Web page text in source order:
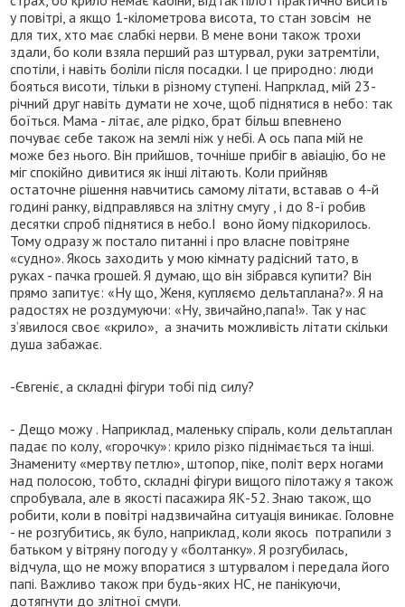
у повітрі, а якщо 1-кілометрова висота, то стан зовсім не
для тих, хто має слабкі нерви. В мене вони також трохи
здали, бо коли взяла перший раз штурвал, руки затремтіли,
спотіли, і навіть боліли після посадки. І це природно: люди
бояться висоти, тільки в різному ступені. Напрклад, мій 23-
річний друг навіть думати не хоче, щоб піднятися в небо: так
боїться. Мама - літає, але рідко, брат більш впевнено
почуває себе також на землі ніж у небі. А ось папа мій не
може без нього. Він прийшов, точніше прибіг в авіацію, бо не
міг спокійно дивитися як інші літають. Коли прийняв
остаточне рішення навчитись самому літати, вставав о 4-й
годині ранку, відправлявся на злітну смугу , і до 8-ї робив
десятки спроб піднятися в небо.І воно йому підкорилось.
Тому одразу ж постало питанні і про власне повітряне
«судно». Якось заходить у мою кімнату радісний тато, в
руках - пачка грошей. Я думаю, що він зібрався купити? Він
прямо запитує: «Ну що, Женя, купляємо дельтаплана?». Я на
радостях не роздумуючи: «Ну, звичайно,папа!». Так у нас
з’явилося своє «крило», а значить можливість літати скільки
душа забажає.
-Євгеніє, а складні фігури тобі під силу?
- Дещо можу . Наприклад, маленьку спіраль, коли дельтаплан
падає по колу, «горочку»: крило різко піднімається та інші.
Знамениту «мертву петлю», штопор, піке, політ верх ногами
над полосою, тобто, складні фігури вищого пілотажу я також
спробувала, але в якості пасажира ЯК-52. Знаю також, що
робити, коли в повітрі надзвичайна ситуація виникає. Головне
- не розгубитись, як було, наприклад, коли якось потрапили з
батьком у вітряну погоду у «болтанку». Я розгубилась,
відчула, що не можу впоратися з штурвалом і передала його
папі. Важливо також при будь-яких НС, не панікуючи,
дотягнути до злітної смуги.